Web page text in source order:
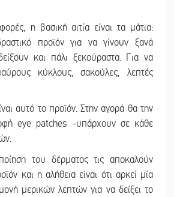
η βασική αιτία είναι τα μάτια:
προϊόν για να γίνουν ξανά
και πάλι ξεκούραστα. Για να
κύκλους, σακούλες, λεπτές
αυτό το προϊόν. Στην αγορά θα την
eye patches -υπάρχουν σε κάθε
του δέρματος τις αποκαλούν
και η αλήθεια είναι ότι αρκεί μία
μερικών λεπτών για να δείξει το